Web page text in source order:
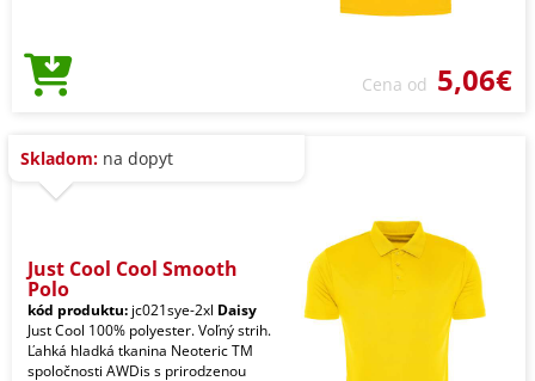
Cena od 5,06€
Skladom: na dopyt
Just Cool Cool Smooth
Polo
kód produktu: jc021sye-2xl Daisy
Just Cool 100% polyester. Voľný strih.
Ľahká hladká tkanina Neoteric TM
spoločnosti AWDis s prirodzenou